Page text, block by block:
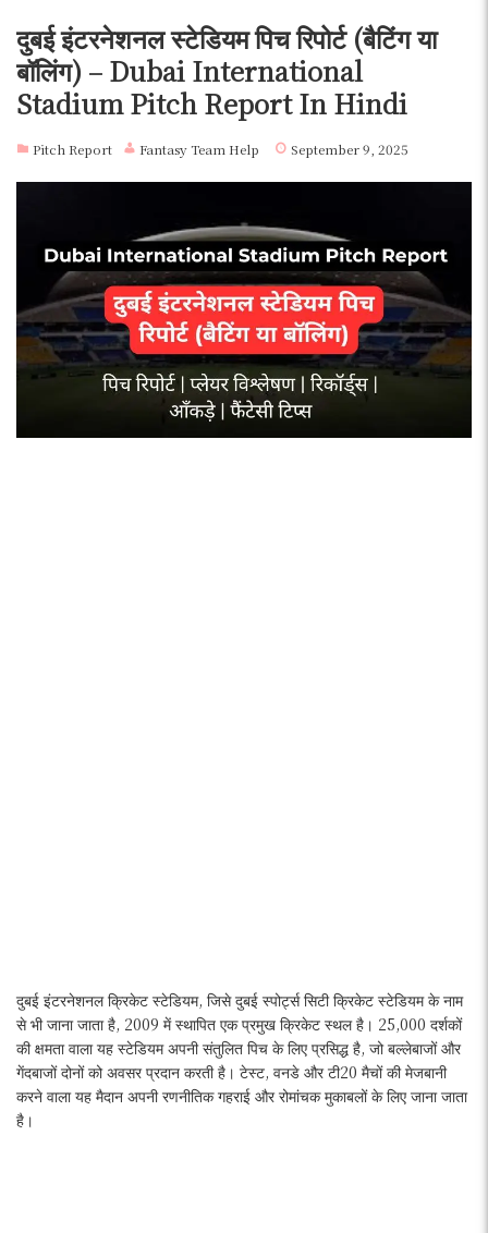
दुबई इंटरनेशनल स्टेडियम पिच रिपोर्ट (बैटिंग या
बॉलिंग) – Dubai International
Stadium Pitch Report In Hindi
Pitch Report Fantasy Team Help September 9, 2025
दुबई इंटरनेशनल क्रिकेट स्टेडियम, जिसे दुबई स्पोर्ट्स सिटी क्रिकेट स्टेडियम के नाम
से भी जाना जाता है, 2009 में स्थापित एक प्रमुख क्रिकेट स्थल है। 25,000 दर्शकों
की क्षमता वाला यह स्टेडियम अपनी संतुलित पिच के लिए प्रसिद्ध है, जो बल्लेबाजों और
गेंदबाजों दोनों को अवसर प्रदान करती है। टेस्ट, वनडे और टी20 मैचों की मेजबानी
करने वाला यह मैदान अपनी रणनीतिक गहराई और रोमांचक मुकाबलों के लिए जाना जाता
है।